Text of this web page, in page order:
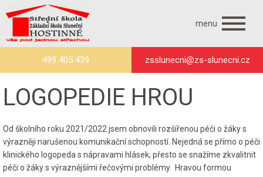
menu
499 405 439 zsslunecni@zs-slunecni.cz
LOGOPEDIE HROU
Od školního roku 2021/2022 jsem obnovili rozšířenou péči o žáky s
výrazněji narušenou komunikační schopností. Nejedná se přímo o péči
klinického logopeda s nápravami hlásek, přesto se snažíme zkvalitnit
péči o žáky s výraznějšími řečovými problémy. Hravou formou